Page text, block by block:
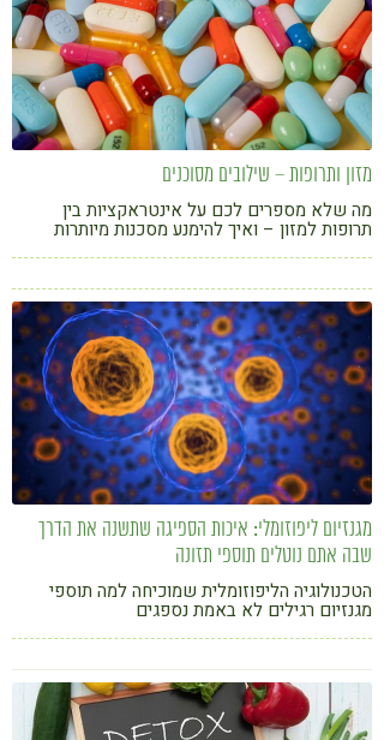
מזון ותרופות – שילובים מסוכנים
מה שלא מספרים לכם על אינטראקציות בין
תרופות למזון – ואיך להימנע מסכנות מיותרות
מגנזיום ליפוזומלי: איכות הספיגה שתשנה את הדרך
שבה אתם נוטלים תוספי תזונה
הטכנולוגיה הליפוזומלית שמוכיחה למה תוספי
מגנזיום רגילים לא באמת נספגים